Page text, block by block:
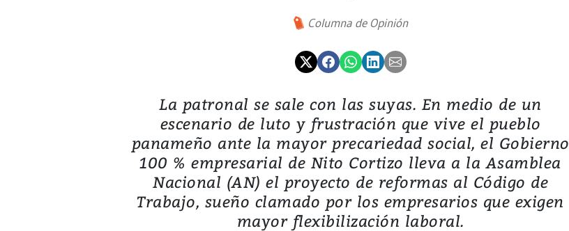
Columna de Opinión
La patronal se sale con las suyas. En medio de un
escenario de luto y frustración que vive el pueblo
panameño ante la mayor precariedad social, el Gobierno
100 % empresarial de Nito Cortizo lleva a la Asamblea
Nacional (AN) el proyecto de reformas al Código de
Trabajo, sueño clamado por los empresarios que exigen
mayor flexibilización laboral.